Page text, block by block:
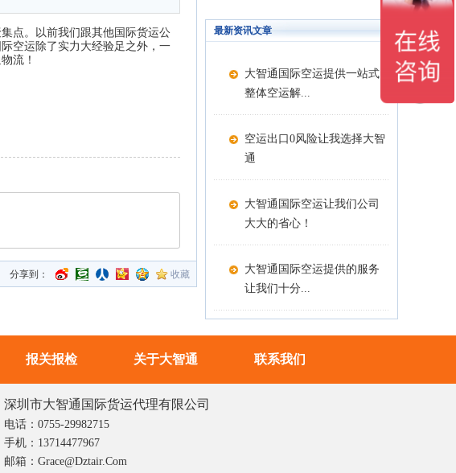
点。以前我们跟其他国际货运公
空运除了实力大经验足之外，一
流！
分享到： 收藏
最新资讯文章
大智通国际空运提供一站式
整体空运解...
空运出口0风险让我选择大智
通
大智通国际空运让我们公司
大大的省心！
大智通国际空运提供的服务
让我们十分...
报关报检 关于大智通 联系我们
深圳市大智通国际货运代理有限公司
电话：0755-29982715
手机：13714477967
邮箱：grace@dztair.com